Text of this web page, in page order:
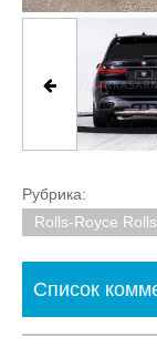
Рубрика:
Rolls-Royce
Список